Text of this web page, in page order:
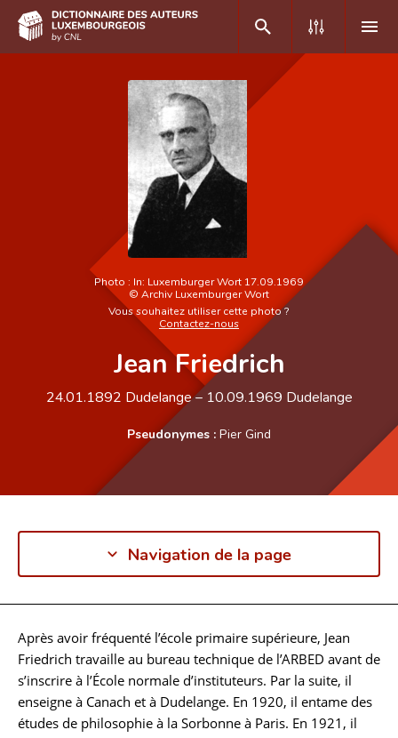
Recherche avancée
Foire aux questions
Photo : In: Luxemburger Wort 17.09.1969
© Archiv Luxemburger Wort
Vous souhaitez utiliser cette photo ?
Contactez-nous
Jean Friedrich
24.01.1892 Dudelange– 10.09.1969 Dudelange
Pseudonymes : Pier Gind
Navigation de la page
Biographie
Après avoir fréquenté l’école primaire supérieure, Jean
Friedrich travaille au bureau technique de l’ARBED avant de
s’inscrire à l’École normale d’instituteurs. Par la suite, il
enseigne à Canach et à Dudelange. En 1920, il entame des
études de philosophie à la Sorbonne à Paris. En 1921, il